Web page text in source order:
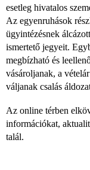
esetleg hivatalos
Az egyenruhások
ügyintézésnek
ismertető jegyeit.
megbízható és
vásároljanak, a
váljanak csalás
Az online térben
információkat,
talál.